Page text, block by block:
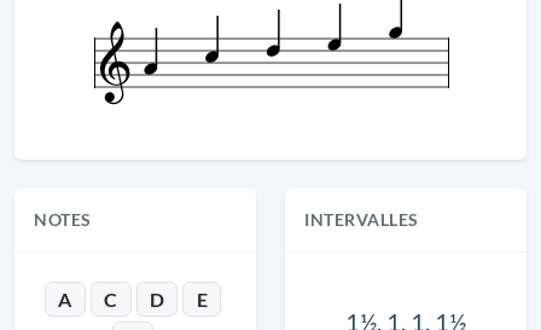
NOTES
A C D
E
INTERVALLES
1½, 1, 1, 1½